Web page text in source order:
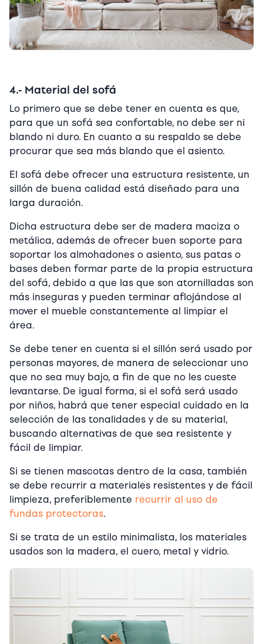
4.- Material del sofá
Lo primero que se debe tener en cuenta es que,
para que un sofá sea confortable, no debe ser ni
blando ni duro. En cuanto a su respaldo se debe
procurar que sea más blando que el asiento.
El sofá debe ofrecer una estructura resistente, un
sillón de buena calidad está diseñado para una
larga duración.
Dicha estructura debe ser de madera maciza o
metálica, además de ofrecer buen soporte para
soportar los almohadones o asiento, sus patas o
bases deben formar parte de la propia estructura
del sofá, debido a que las que son atornilladas son
más inseguras y pueden terminar aflojándose al
mover el mueble constantemente al limpiar el
área.
Se debe tener en cuenta si el sillón será usado por
personas mayores, de manera de seleccionar uno
que no sea muy bajo, a fin de que no les cueste
levantarse. De igual forma, si el sofá será usado
por niños, habrá que tener especial cuidado en la
selección de las tonalidades y de su material,
buscando alternativas de que sea resistente y
fácil de limpiar.
Si se tienen mascotas dentro de la casa, también
se debe recurrir a materiales resistentes y de fácil
limpieza, preferiblemente recurrir al uso de
fundas protectoras.
Si se trata de un estilo minimalista, los materiales
usados son la madera, el cuero, metal y vidrio.